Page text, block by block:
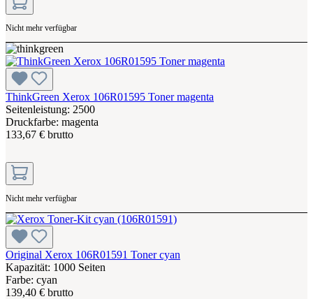
Nicht mehr verfügbar
ThinkGreen Xerox 106R01595 Toner magenta
Seitenleistung: 2500
Druckfarbe: magenta
133,67 € brutto
Nicht mehr verfügbar
Original Xerox 106R01591 Toner cyan
Kapazität: 1000 Seiten
Farbe: cyan
139,40 € brutto